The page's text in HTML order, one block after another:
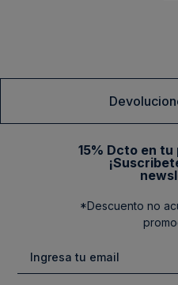
15% Dcto en
*Descuento no